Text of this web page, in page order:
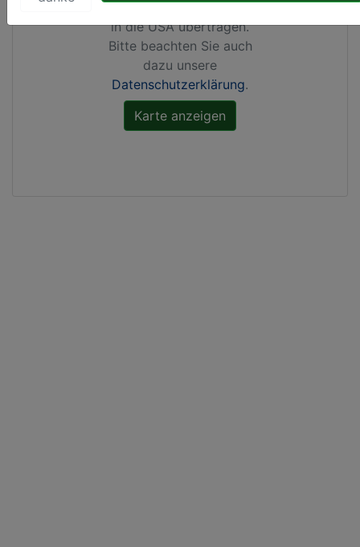
gespeichertund Daten
in die USA übertragen.
Bitte beachten Sie auch
dazu unsere
Datenschutzerklärung.